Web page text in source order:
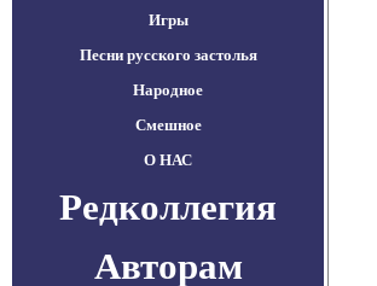
Игры
Песни русского застолья
Народное
Смешное
О НАС
Редколлегия
Авторам